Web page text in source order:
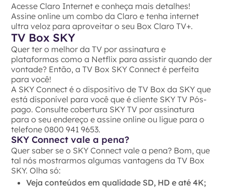
Acesse Claro Internet e conheça mais detalhes!
Assine online um combo da Claro e tenha internet
ultra veloz para aproveitar o seu Box Claro TV+.
TV Box SKY
Quer ter o melhor da TV por assinatura e
plataformas como a Netflix para assistir quando der
vontade? Então, a TV Box SKY Connect é perfeita
para você!
A SKY Connect é o dispositivo de TV Box da SKY que
está disponível para você que é cliente SKY TV Pós-
pago. Consulte cobertura SKY TV por assinatura
para o seu endereço e assine online ou ligue para o
telefone 0800 941 9653.
SKY Connect vale a pena?
Quer saber se o SKY Connect vale a pena? Bom, que
tal nós mostrarmos algumas vantagens da TV Box
SKY. Olha só:
Veja conteúdos em qualidade SD, HD e até 4K;